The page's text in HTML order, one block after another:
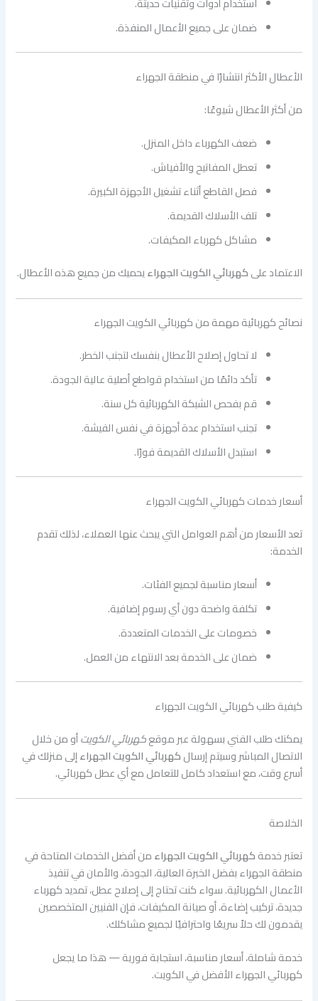
ضمان على جميع الأعمال المنفذة.
الأعطال الأكثر انتشارًا في منطقة الجهراء
من أكثر الأعطال شيوعًا:
ضعف الكهرباء داخل المنزل.
تعطل المفاتيح والأفياش.
فصل القاطع أثناء تشغيل الأجهزة الكبيرة.
تلف الأسلاك القديمة.
مشاكل كهرباء المكيفات.
الاعتماد علىكهربائي الكويت الجهراءيحميك من جميع هذه الأعطال.
نصائح كهربائية مهمة من كهربائي الكويت الجهراء
لا تحاول إصلاح الأعطال بنفسك لتجنب الخطر.
تأكد دائمًا من استخدام قواطع أصلية عالية الجودة.
قم بفحص الشبكة الكهربائية كل سنة.
تجنب استخدام عدة أجهزة في نفس الفيشة.
استبدل الأسلاك القديمة فورًا.
أسعار خدمات كهربائي الكويت الجهراء
تعد الأسعار من أهم العوامل التي يبحث عنها العملاء، لذلك تقدم
الخدمة:
أسعار مناسبة لجميع الفئات.
تكلفة واضحة دون أي رسوم إضافية.
خصومات على الخدمات المتعددة.
ضمان على الخدمة بعد الانتهاء من العمل.
كيفية طلب كهربائي الكويت الجهراء
يمكنك طلب الفني بسهولة عبر موقعكهربائي الكويتأو من خلال
الاتصال المباشر وسيتم إرسالكهربائي الكويت الجهراءإلى منزلك في
أسرع وقت، مع استعداد كامل للتعامل مع أي عطل كهربائي.
الخلاصة
تعتبر خدمةكهربائي الكويت الجهراءمن أفضل الخدمات المتاحة في
منطقة الجهراء بفضل الخبرة العالية، الجودة، والأمان في تنفيذ
الأعمال الكهربائية. سواء كنت تحتاج إلى إصلاح عطل، تمديد كهرباء
جديدة، تركيب إضاءة، أو صيانة المكيفات، فإن الفنيين المتخصصين
يقدمون لك حلاً سريعًا واحترافيًا لجميع مشاكلك.
خدمة شاملة، أسعار مناسبة، استجابة فورية — هذا ما يجعل
كهربائي الجهراء الأفضل في الكويت.